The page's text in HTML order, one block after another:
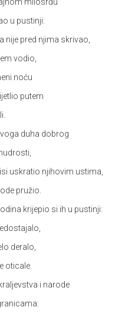
u pustinji:
nije pred njima skrivao,
vodio,
noću
putem
duha dobrog
uskratio njihovim ustima,
pružio.
krijepio si ih u pustinji:
deralo,
oticale.
i narode